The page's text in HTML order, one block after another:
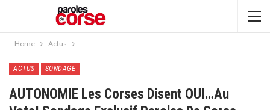
Home Actus
ACTUS SONDAGE
AUTONOMIE Les Corses Disent OUI…au